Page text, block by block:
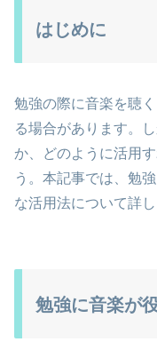
はじめに
勉強の際に音楽を聴
る場合があります。
か、どのように活用
う。本記事では、勉
な活用法について詳し
勉強に音楽が